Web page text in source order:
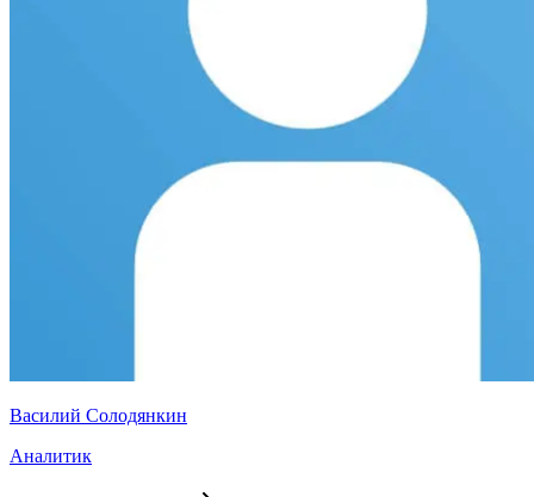
Василий Солодянкин
Аналитик